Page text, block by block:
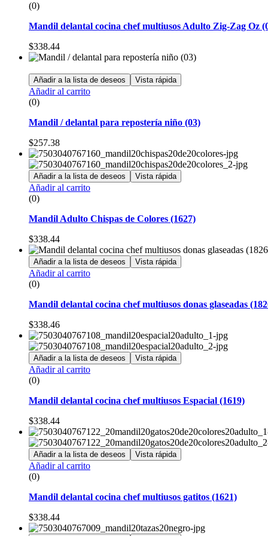
(0)
Mandil delantal cocina chef multiusos Adulto Zig-Zag Oz
$338.44
Añadir a la lista de deseos Vista rápida
Añadir al carrito
(0)
Mandil / delantal para repostería niño (03)
$257.38
Añadir a la lista de deseos Vista rápida
Añadir al carrito
(0)
Mandil Adulto Chispas de Colores (1627)
$338.44
Añadir a la lista de deseos Vista rápida
Añadir al carrito
(0)
Mandil delantal cocina chef multiusos donas glaseadas
$338.46
Añadir a la lista de deseos Vista rápida
Añadir al carrito
(0)
Mandil delantal cocina chef multiusos Espacial (1619)
$338.44
Añadir a la lista de deseos Vista rápida
Añadir al carrito
(0)
Mandil delantal cocina chef multiusos gatitos (1621)
$338.44